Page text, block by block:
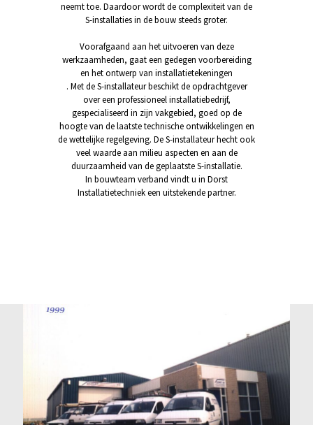
neemt toe. Daardoor wordt de complexiteit van de
S-installaties in de bouw steeds groter.
Voorafgaand aan het uitvoeren van deze
werkzaamheden, gaat een gedegen voorbereiding
en het ontwerp van installatietekeningen
. Met de S-installateur beschikt de opdrachtgever
over een professioneel installatiebedrijf,
gespecialiseerd in zijn vakgebied, goed op de
hoogte van de laatste technische ontwikkelingen en
de wettelijke regelgeving. De S-installateur hecht ook
veel waarde aan milieu aspecten en aan de
duurzaamheid van de geplaatste S-installatie.
In bouwteam verband vindt u in Dorst
Installatietechniek een uitstekende partner.